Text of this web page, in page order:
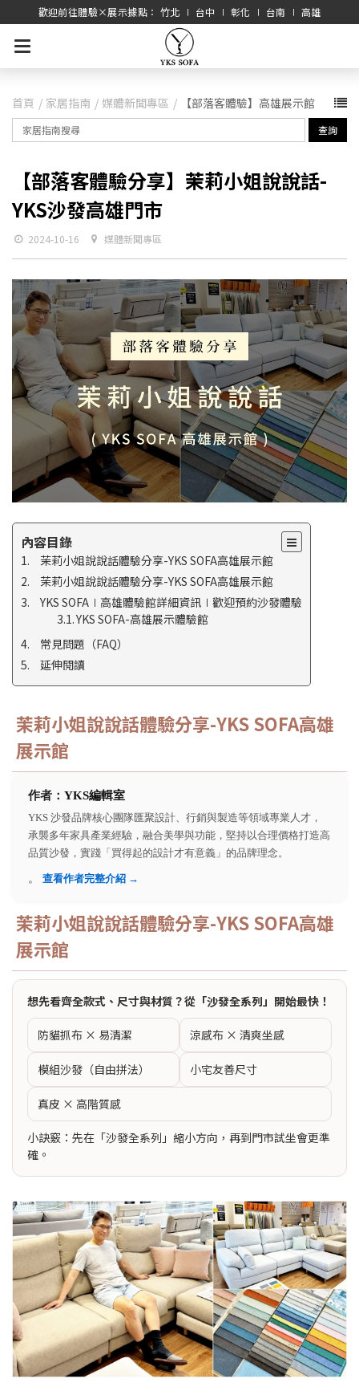
歡迎前往體驗×展示據點： 竹北 ∣ 台中 ∣ 彰化 ∣ 台南 ∣ 高雄
首頁 家居指南 媒體新聞專區 【部落客體驗】高雄展示館
查詢
【部落客體驗分享】茉莉小姐說說話-
YKS沙發高雄門市
2024-10-16 媒體新聞專區
內容目錄
茉莉小姐說說話體驗分享-YKS SOFA高雄展示館
茉莉小姐說說話體驗分享-YKS SOFA高雄展示館
YKS SOFA∣高雄體驗館詳細資訊∣歡迎預約沙發體驗
YKS SOFA-高雄展示體驗館
常見問題（FAQ）
延伸閱讀
茉莉小姐說說話體驗分享-YKS SOFA高雄
展示館
作者： YKS編輯室
YKS 沙發品牌核心團隊匯聚設計、行銷與製造等領域專業人才，
承襲多年家具產業經驗，融合美學與功能，堅持以合理價格打造高
品質沙發，實踐「買得起的設計才有意義」的品牌理念。
。 查看作者完整介紹 →
茉莉小姐說說話體驗分享-YKS SOFA高雄
展示館
想先看齊全款式、尺寸與材質？從「沙發全系列」開始最快！
防貓抓布 × 易清潔 涼感布 × 清爽坐感
模組沙發（自由拼法） 小宅友善尺寸
真皮 × 高階質感
小訣竅：先在「沙發全系列」縮小方向，再到門市試坐會更準
確。